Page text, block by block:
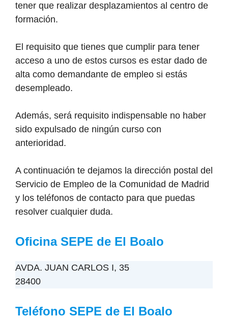
tener que realizar desplazamientos al centro de
formación.
El requisito que tienes que cumplir para tener
acceso a uno de estos cursos es estar dado de
alta como demandante de empleo si estás
desempleado.
Además, será requisito indispensable no haber
sido expulsado de ningún curso con
anterioridad.
A continuación te dejamos la dirección postal del
Servicio de Empleo de la Comunidad de Madrid
y los teléfonos de contacto para que puedas
resolver cualquier duda.
Oficina SEPE de El Boalo
AVDA. JUAN CARLOS I, 35
28400
Teléfono SEPE de El Boalo